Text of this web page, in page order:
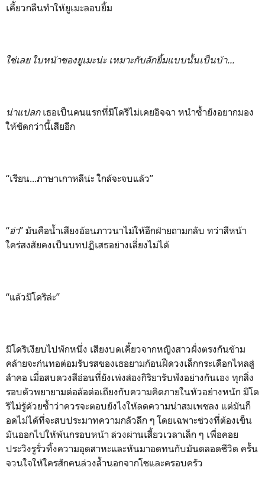
เคี้ยวกลืนทำให้ยูเมะลอบยิ้ม
ใช่เลย ใบหน้าของยูเมะน่ะ เหมาะกับลักยิ้มแบบนั้นเป็นบ้า...
น่าแปลก เธอเป็นคนแรกที่มิโดริไม่เคยอิจฉา หนำซ้ำยังอยากมอง
ให้ชัดกว่านี้เสียอีก
“เรียน...ภาษาเกาหลีน่ะ ใกล้จะจบแล้ว”
“อ่า” มันคือน้ำเสียงอ้อนภาวนาไม่ให้อีกฝ่ายถามกลับ ทว่าสีหน้า
ใคร่สงสัยคงเป็นบทปฏิเสธอย่างเลี่ยงไม่ได้
“แล้วมิโดริล่ะ”
มิโดริเงียบไปพักหนึ่ง เสียงบดเคี้ยวจากหญิงสาวฝั่งตรงกันข้าม
คล้ายจะก่นทอต่อมรับรสของเธอยามก้อนฝืดวงเล็กกระเดือกไหลสู่
ลำคอ เมื่อสบดวงสีอ่อนที่ยังเพ่งส่องกิริยารับฟังอย่างกันเอง ทุกสิ่ง
รอบตัวพยายามต่อล้อต่อเถียงกับความคิดภายในหัวอย่างหนัก มิโด
ริไม่รู้ด้วยซ้ำว่าควรจะตอบยังไงให้ลดความน่าสมเพชลง แต่มันก็
อดไม่ได้ที่จะสบประมาทความกลัวลึก ๆ โดยเฉพาะช่วงที่ต้องเข็น
มันออกไปให้พ้นกรอบหน้า ล่วงผ่านเสี้ยวเวลาเล็ก ๆ เพื่อคอย
ประวิงรูรั่วทิ้งความอุตสาหะและหันมาอดทนกับมันตลอดชีวิต ครั้น
จวนใจให้ใครสักคนล่วงล้ำนอกจากโชและครอบครัว